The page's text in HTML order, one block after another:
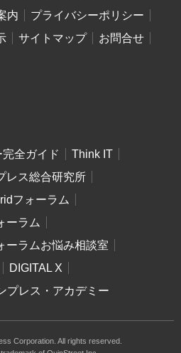
内
プライバシーポリシー
サイトマップ
お問合せ
全ガイド
Think IT
レス総合研究所
フォーラム
ーラム
ーラムお悩み相談室
DIGITAL X
プレス・アカデミー
Corporation. All rights reserved.